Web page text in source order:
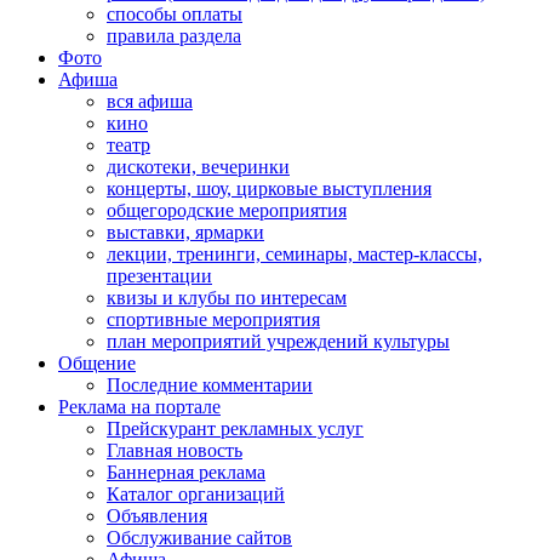
способы оплаты
правила раздела
Фото
Афиша
вся афиша
кино
театр
дискотеки, вечеринки
концерты, шоу, цирковые выступления
общегородские мероприятия
выставки, ярмарки
лекции, тренинги, семинары, мастер-классы,
презентации
квизы и клубы по интересам
спортивные мероприятия
план мероприятий учреждений культуры
Общение
Последние комментарии
Реклама на портале
Прейскурант рекламных услуг
Главная новость
Баннерная реклама
Каталог организаций
Объявления
Обслуживание сайтов